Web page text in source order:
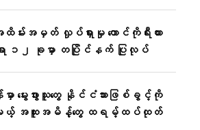
ထိမ်းအမှတ် လှုပ်ရှားမှု တောင်ကိုရီးယား
ာ ၁၂ ခုမှာ တပြိုင်နက် ပြုလုပ်
မွေးဖွားသူတွေ နိုင်ငံသားဖြစ်ခွင့်ကို
အထူးအမိန့်တွေ ထရမ့်ထပ်ထုတ်